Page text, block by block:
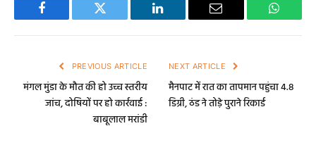
Facebook Twitter LinkedIn Email
PREVIOUS ARTICLE
मंगल मुंडा के मौत की हो उच्च स्तरीय
जांच, दोषियों पर हो कार्रवाई :
बाबूलाल मरांडी
NEXT ARTICLE
मैनपाट में रात का तापमान पहुंचा 4.8
डिग्री, ठंड ने तोड़े पुराने रिकार्ड